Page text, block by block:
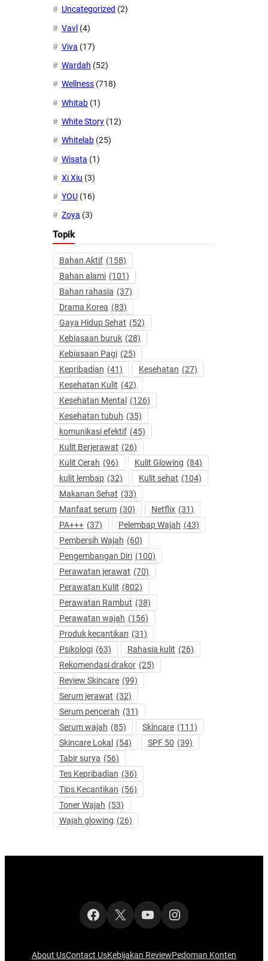
Uncategorized (2)
Vavl (4)
Viva (17)
Wardah (52)
Wellness (718)
Whitab (1)
White Story (12)
Whitelab (25)
Wisata (1)
Xi Xiu (3)
YOU (16)
Zoya (3)
Topik
Bahan Aktif (158)
Bahan alami (101)
Bahan rahasia (37)
Drama Korea (83)
Gaya Hidup Sehat (52)
Kebiasaan buruk (28)
Kebiasaan Pagi (25)
Kepribadian (41) Kesehatan (27)
Kesehatan Kulit (42)
Kesehatan Mental
(126)
Kesehatan tubuh (35)
komunikasi efektif (45)
Kulit Berjerawat (26)
Kulit Cerah (96) Kulit Glowing (84)
kulit lembap (32) Kulit sehat (104)
Makanan Sehat (33)
Manfaat serum (30) Netflix (31)
PA+++ (37) Pelembap Wajah (43)
Pembersih Wajah (60)
Pengembangan Diri (100)
Perawatan jerawat (70)
Perawatan Kulit (802)
Perawatan Rambut (38)
Perawatan wajah (156)
Produk kecantikan (31)
Psikologi (63) Rahasia kulit (26)
Rekomendasi drakor (25)
Review Skincare (99)
Serum jerawat (32)
Serum pencerah (31)
Serum wajah (85) Skincare (111)
Skincare Lokal
(54) SPF 50 (39)
Tabir surya (56)
Tes Kepribadian (36)
Tips Kecantikan (56)
Toner Wajah (53)
Wajah glowing (26)
Facebook
X YouTubeInstagram
About UsContact UsKebijakan ReviewPedoman Konten